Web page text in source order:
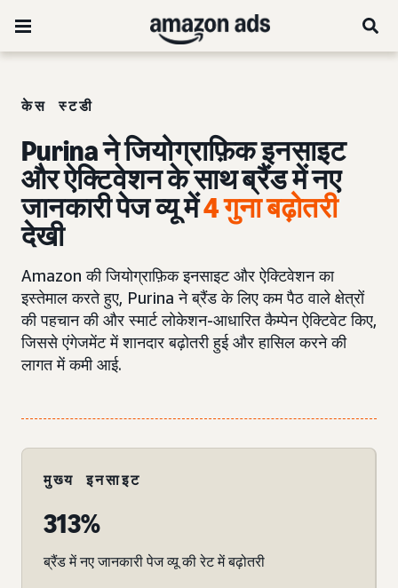
केस स्टडी
Purina ने जियोग्राफ़िक इनसाइट
और ऐक्टिवेशन के साथ ब्रैंड में नए
जानकारी पेज व्यू में4 गुना बढ़ोतरी
देखी
Amazon की जियोग्राफ़िक इनसाइट और ऐक्टिवेशन का
इस्तेमाल करते हुए, Purina ने ब्रैंड के लिए कम पैठ वाले क्षेत्रों
की पहचान की और स्मार्ट लोकेशन-आधारित कैम्पेन ऐक्टिवेट किए,
जिससे एंगेजमेंट में शानदार बढ़ोतरी हुई और हासिल करने की
लागत में कमी आई.
मुख्य इनसाइट
313%
ब्रैंड में नए जानकारी पेज व्यू की रेट में बढ़ोतरी